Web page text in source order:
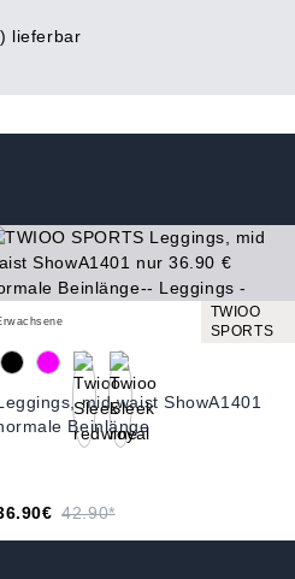
lieferbar
TWIOO
SPORTS
mid waist ShowA1401
Beinlänge
42.90*